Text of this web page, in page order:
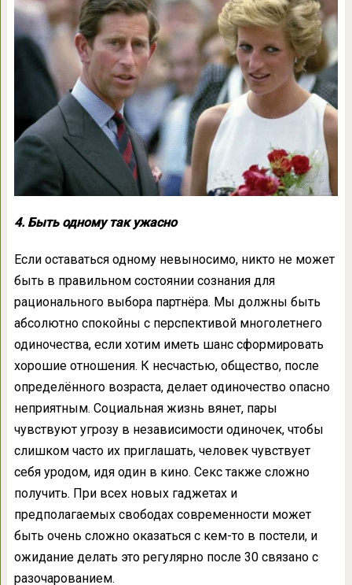
4. Быть одному так ужасно
Если оставаться одному невыносимо, никто не может
быть в правильном состоянии сознания для
рационального выбора партнёра. Мы должны быть
абсолютно спокойны с перспективой многолетнего
одиночества, если хотим иметь шанс сформировать
хорошие отношения. К несчастью, общество, после
определённого возраста, делает одиночество опасно
неприятным. Социальная жизнь вянет, пары
чувствуют угрозу в независимости одиночек, чтобы
слишком часто их приглашать, человек чувствует
себя уродом, идя один в кино. Секс также сложно
получить. При всех новых гаджетах и
предполагаемых свободах современности может
быть очень сложно оказаться с кем-то в постели, и
ожидание делать это регулярно после 30 связано с
разочарованием.